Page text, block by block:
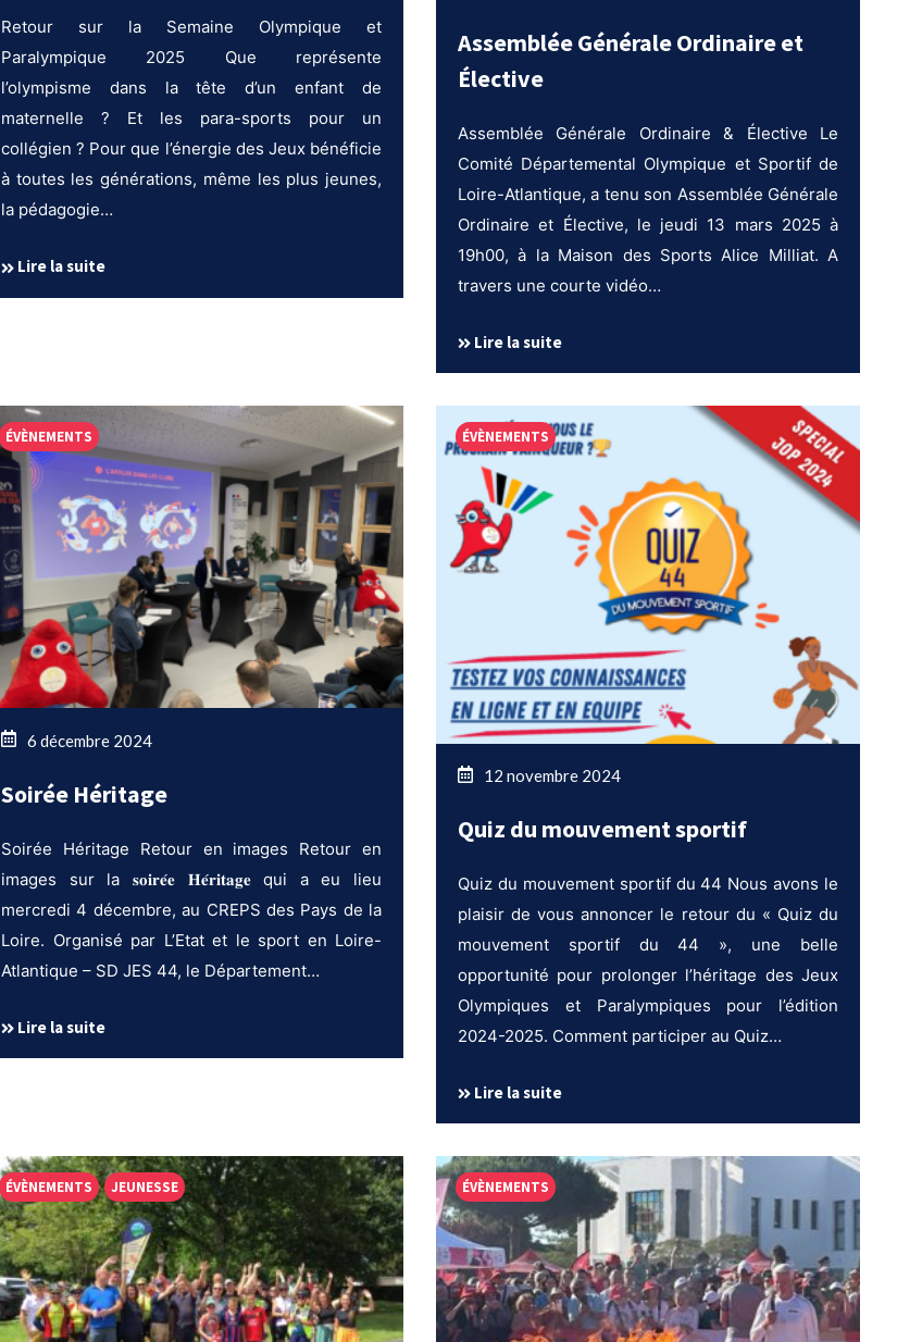
Retour sur la Semaine Olympique et
Paralympique 2025 Que représente
l’olympisme dans la tête d’un enfant de
maternelle ? Et les para-sports pour un
collégien ? Pour que l’énergie des Jeux bénéficie
à toutes les générations, même les plus jeunes,
la pédagogie…
Lire la suite
Assemblée Générale Ordinaire et
Élective
Assemblée Générale Ordinaire & Élective Le
Comité Départemental Olympique et Sportif de
Loire-Atlantique, a tenu son Assemblée Générale
Ordinaire et Élective, le jeudi 13 mars 2025 à
19h00, à la Maison des Sports Alice Milliat. A
travers une courte vidéo…
Lire la suite
ÉVÈNEMENTS
6 décembre 2024
Soirée Héritage
Soirée Héritage Retour en images Retour en
images sur la 𝐬𝐨𝐢𝐫𝐞́𝐞 𝐇𝐞́𝐫𝐢𝐭𝐚𝐠𝐞 qui a eu lieu
mercredi 4 décembre, au CREPS des Pays de la
Loire. Organisé par L’Etat et le sport en Loire-
Atlantique – SD JES 44, le Département…
Lire la suite
ÉVÈNEMENTS
12 novembre 2024
Quiz du mouvement sportif
Quiz du mouvement sportif du 44 Nous avons le
plaisir de vous annoncer le retour du « Quiz du
mouvement sportif du 44 », une belle
opportunité pour prolonger l’héritage des Jeux
Olympiques et Paralympiques pour l’édition
2024-2025. Comment participer au Quiz…
Lire la suite
ÉVÈNEMENTS JEUNESSE ÉVÈNEMENTS